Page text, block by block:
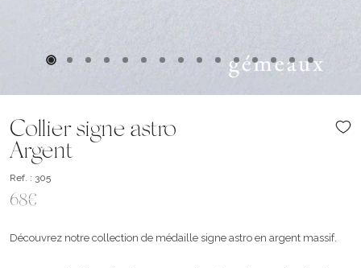
Collier signe astro
Argent
Ref. : 305
68€
Découvrez notre collection de médaille signe astro en argent massif.